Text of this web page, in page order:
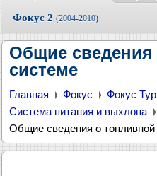
Фокус 2 (2004-2010)
Общие сведения
системе
Главная Фокус Фокус
Система питания и выхлопа
Общие сведения о топливной